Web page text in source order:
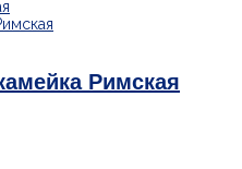
Римская